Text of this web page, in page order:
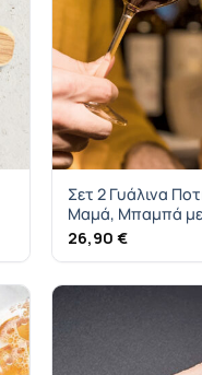
Σετ 2 Γυάλινα
Μαμά, Μπαμπά
26,90€